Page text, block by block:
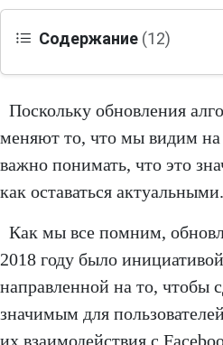
Содержание (12)
Поскольку обновления
меняют то, что мы видим
важно понимать, что это
как оставаться актуальными.
Как мы все помним,
2018 году было
направленной на то, чтобы
значимым для
их взаимодействия с